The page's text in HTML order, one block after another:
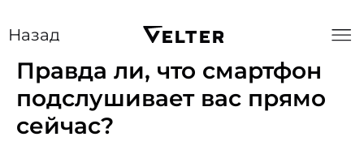
Правда ли, что смартфон
подслушивает вас прямо
сейчас?